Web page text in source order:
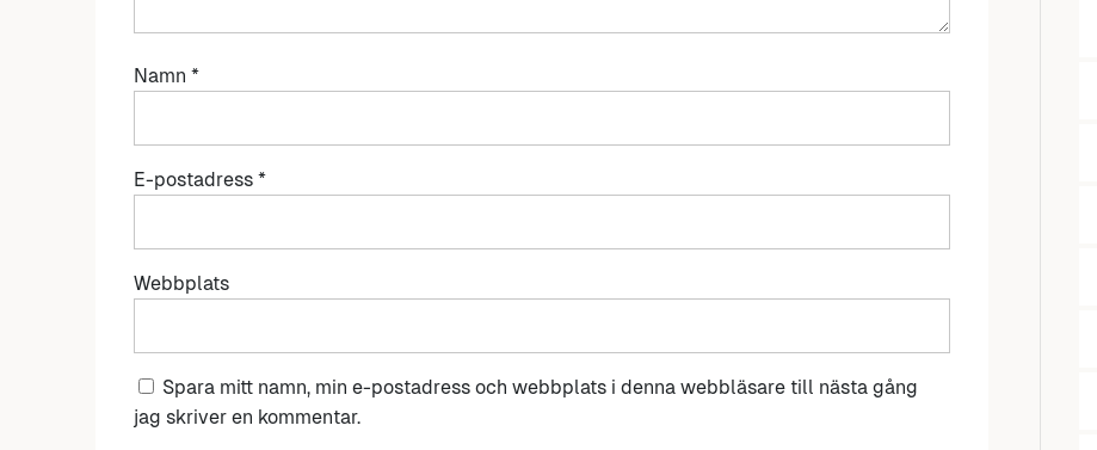
Namn *
E-postadress *
Webbplats
Spara mitt namn, min e-postadress och webbplats i denna webbläsare till nästa gång
jag skriver en kommentar.